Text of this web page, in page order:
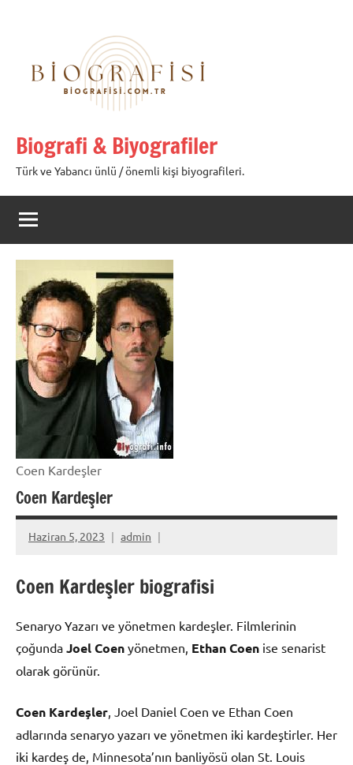
Biografi & Biyografiler
Türk ve Yabancı ünlü / önemli kişi biyografileri.
Coen Kardeşler
Coen Kardeşler
Haziran 5, 2023 admin
Coen Kardeşler biografisi
Senaryo Yazarı ve yönetmen kardeşler. Filmlerinin
çoğunda Joel Coen yönetmen, Ethan Coen ise senarist
olarak görünür.
Coen Kardeşler , Joel Daniel Coen ve Ethan Coen
adlarında senaryo yazarı ve yönetmen iki kardeştirler. Her
iki kardeş de, Minnesota’nın banliyösü olan St. Louis